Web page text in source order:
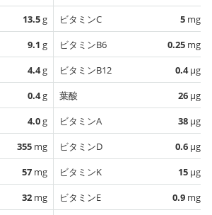
13.5g
9.1 g
4.4g
0.4g
4.0g
355 mg
57 mg
32 mg
ビタミンC
5 mg
ビタミンB6
0.25 mg
ビタミンB12
0.4µg
葉酸
26 µg
ビタミンA
38 µg
ビタミンD
0.6 µg
ビタミンK
15 µg
ビタミンE
0.9 mg